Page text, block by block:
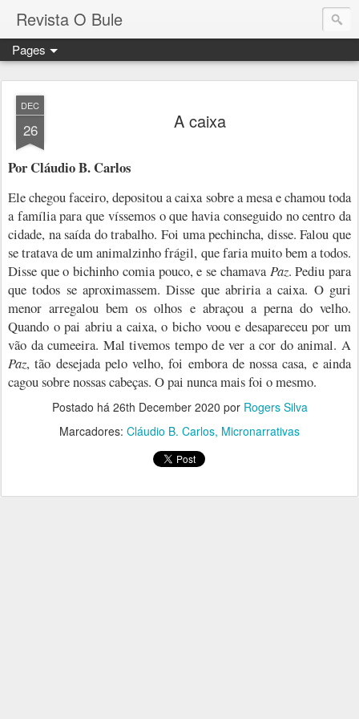
Revista O Bule
Pages
DEC
26 A caixa
Por Cláudio B. Carlos
Ele chegou faceiro, depositou a caixa sobre a mesa e chamou toda
a família para que víssemos o que havia conseguido no centro da
cidade, na saída do trabalho. Foi uma pechincha, disse. Falou que
se tratava de um animalzinho frágil, que faria muito bem a todos.
Disse que o bichinho comia pouco, e se chamava Paz. Pediu para
que todos se aproximassem. Disse que abriria a caixa. O guri
menor arregalou bem os olhos e abraçou a perna do velho.
Quando o pai abriu a caixa, o bicho voou e desapareceu por um
vão da cumeeira. Mal tivemos tempo de ver a cor do animal. A
Paz, tão desejada pelo velho, foi embora de nossa casa, e ainda
cagou sobre nossas cabeças. O pai nunca mais foi o mesmo.
Postado há 26th December 2020 por Rogers Silva
Marcadores: Cláudio B. Carlos Micronarrativas